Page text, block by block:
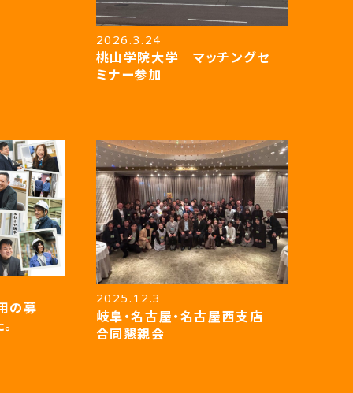
2026.3.24
桃山学院大学 マッチングセ
ミナー参加
の募
2025.12.3
岐阜・名古屋・名古屋西支店
合同懇親会